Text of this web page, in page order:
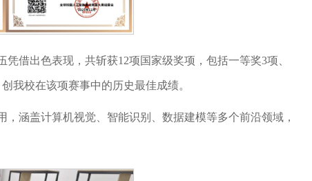
借出色表现，共斩获12项国家级奖项，包括一等奖3项、
我校在该项赛事中的历史最佳成绩。
涵盖计算机视觉、智能识别、数据建模等多个前沿领域，